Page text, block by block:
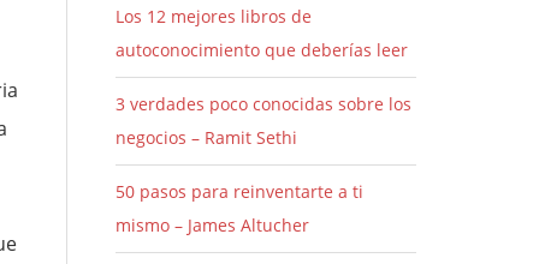
Los 12 mejores libros de
autoconocimiento que deberías leer
3 verdades poco conocidas sobre los
negocios – Ramit Sethi
50 pasos para reinventarte a ti
mismo – James Altucher